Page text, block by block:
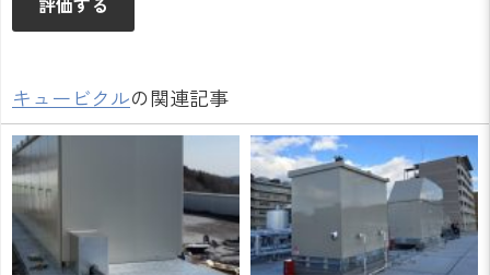
キュービクルの関連記事